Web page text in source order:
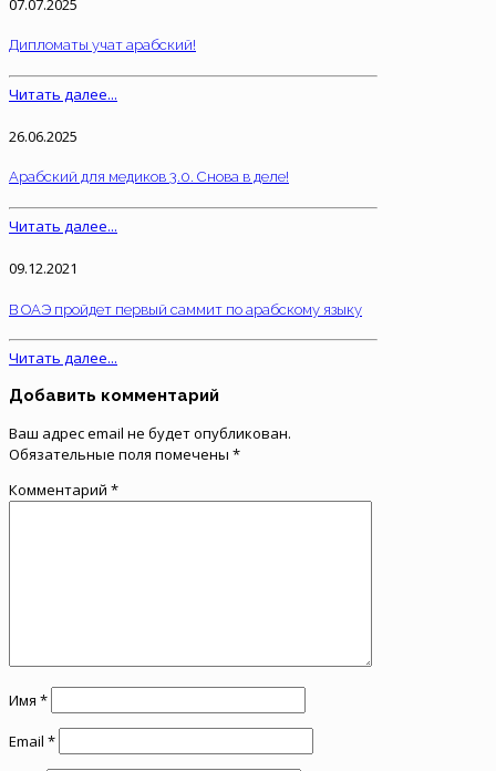
07.07.2025
Дипломаты учат арабский!
Читать далее...
26.06.2025
Арабский для медиков 3.0. Снова в деле!
Читать далее...
09.12.2021
В ОАЭ пройдет первый саммит по арабскому языку
Читать далее...
Добавить комментарий
Ваш адрес email не будет опубликован.
Обязательные поля помечены *
Комментарий *
Имя *
Email *